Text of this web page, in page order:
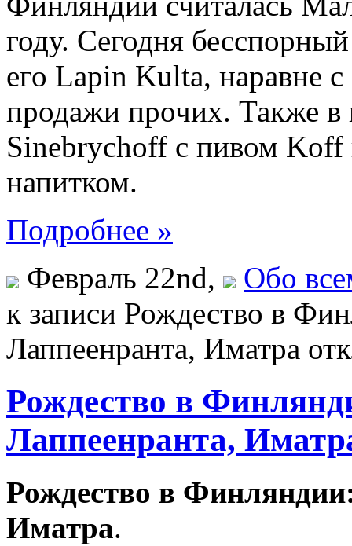
году. Сегодня
его Lapin Kulta, наравне
продажи прочих. Также в
Sinebrychoff с пивом
напитком.
Подробнее »
Февраль 22nd,
Обо
к записи Рождество в
Лаппеенранта, Иматра
Рождество в
Лаппеенранта,
Рождество в
Иматра.